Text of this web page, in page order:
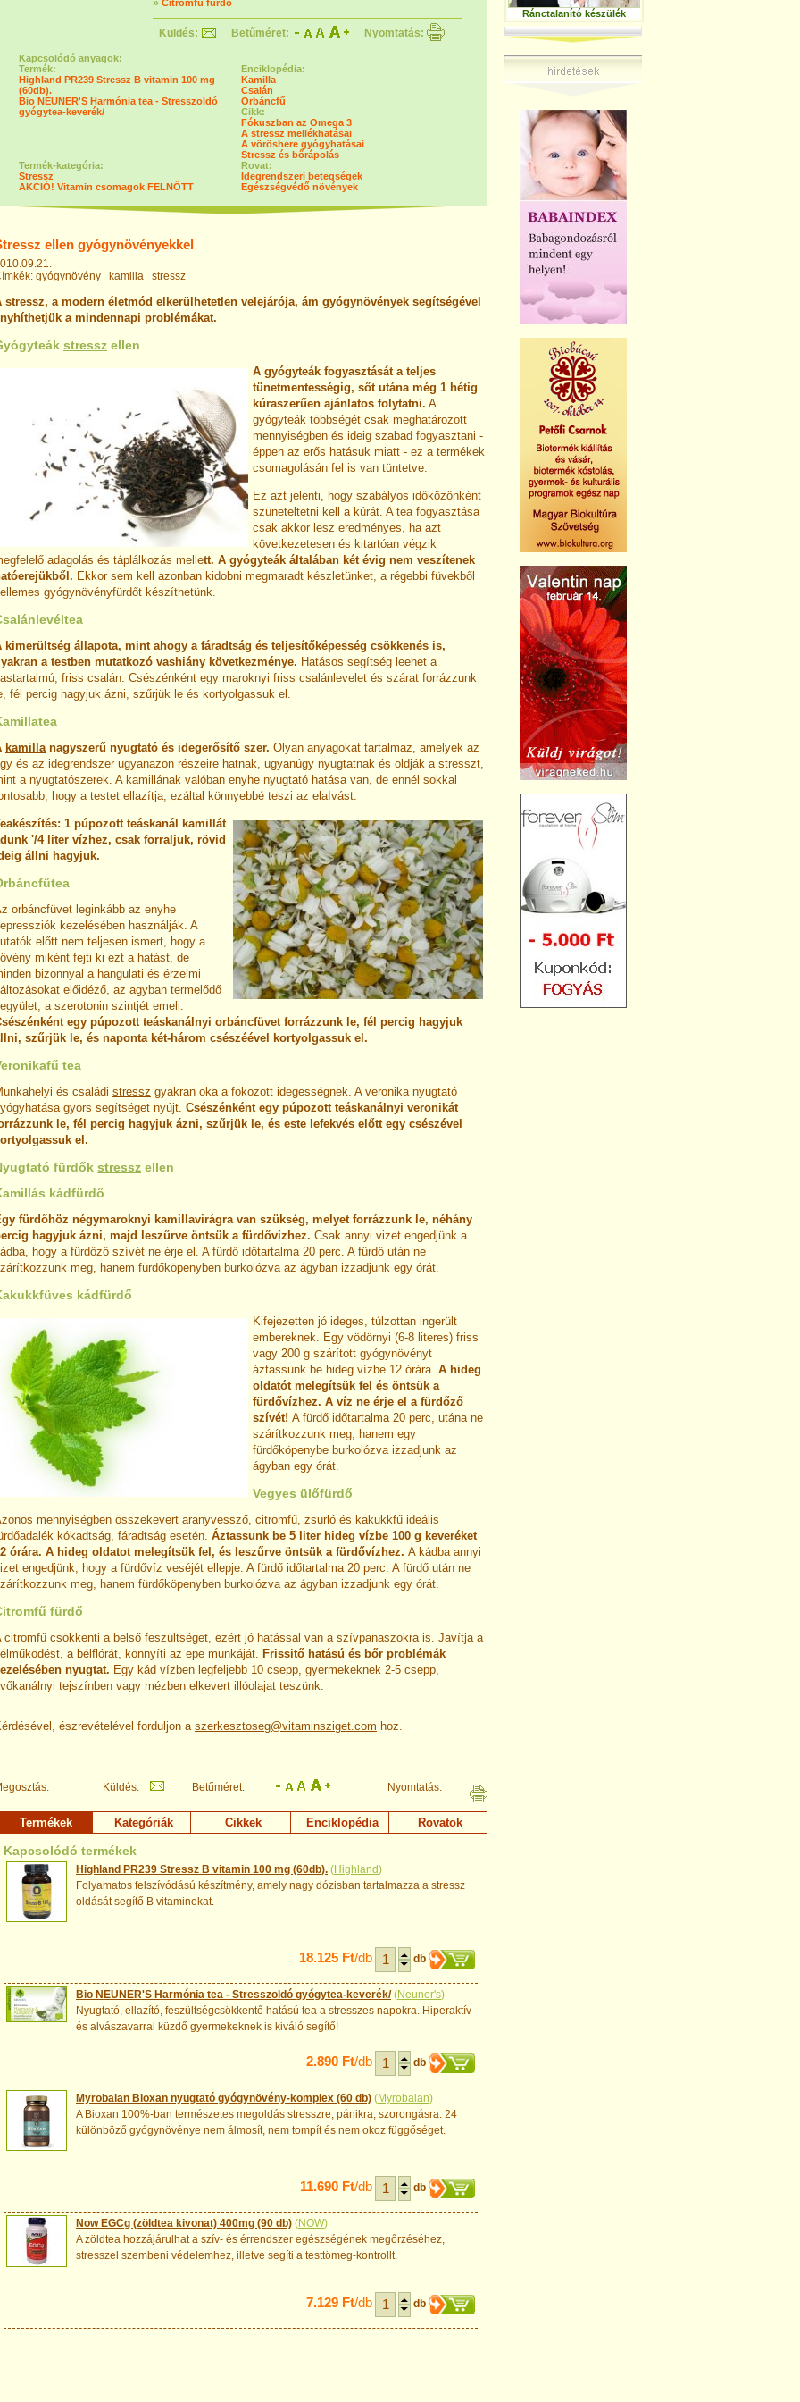
» Citromfű fürdő
Küldés: Betűméret: Nyomtatás:
Kapcsolódó anyagok:
Termék:
Highland PR239 Stressz B vitamin 100 mg
(60db).
Bio NEUNER'S Harmónia tea - Stresszoldó
gyógytea-keverék/
Enciklopédia:
Kamilla
Csalán
Orbáncfű
Cikk:
Fókuszban az Omega 3
A stressz mellékhatásai
A vöröshere gyógyhatásai
Stressz és bőrápolás
Termék-kategória:
Stressz
AKCIÓ! Vitamin csomagok FELNŐTT
Rovat:
Idegrendszeri betegségek
Egészségvédő növények
ellen gyógynövényekkel
gyógynövény kamilla stressz
stressz, a modern életmód elkerülhetetlen velejárója, ám gyógynövények segítségével
a mindennapi problémákat.
stressz ellen
A gyógyteák fogyasztását a teljes
tünetmentességig, sőt utána még 1 hétig
kúraszerűen ajánlatos folytatni. A
gyógyteák többségét csak meghatározott
mennyiségben és ideig szabad fogyasztani -
éppen az erős hatásuk miatt - ez a termékek
csomagolásán fel is van tüntetve.
Ez azt jelenti, hogy szabályos időközönként
szüneteltetni kell a kúrát. A tea fogyasztása
csak akkor lesz eredményes, ha azt
következetesen és kitartóan végzik
adagolás és táplálkozás mellett. A gyógyteák általában két évig nem veszítenek
Ekkor sem kell azonban kidobni megmaradt készletünket, a régebbi füvekből
gyógynövényfürdőt készíthetünk.
kimerültség állapota, mint ahogy a fáradtság és teljesítőképesség csökkenés is,
a testben mutatkozó vashiány következménye. Hatásos segítség leehet a
friss csalán. Csészénként egy maroknyi friss csalánlevelet és szárat forrázzunk
fél percig hagyjuk ázni, szűrjük le és kortyolgassuk el.
kamillanagyszerű nyugtató és idegerősítő szer. Olyan anyagokat tartalmaz, amelyek az
és az idegrendszer ugyanazon részeire hatnak, ugyanúgy nyugtatnak és oldják a stresszt,
a nyugtatószerek. A kamillának valóban enyhe nyugtató hatása van, de ennél sokkal
hogy a testet ellazítja, ezáltal könnyebbé teszi az elaIvást.
1 púpozott teáskanál kamillát
'/4 liter vízhez, csak forraljuk, rövid
állni hagyjuk.
orbáncfüvet leginkább az enyhe
kezelésében használják. A
előtt nem teljesen ismert, hogy a
miként fejti ki ezt a hatást, de
bizonnyal a hangulati és érzelmi
előidé­ző, az agyban termelődő
a szerotonin szintjét emeli.
egy púpozott teáskanálnyi orbáncfüvet forrázzunk le, fél percig hagyjuk
szűrjük le, és naponta két-három csészéével kortyolgassuk el.
tea
és családi stressz gyakran oka a fokozott idegességnek. A veronika nyugtató
gyors segítséget nyújt. Csészénként egy púpozott teáskanálnyi veronikát
le, fél percig hagyjuk ázni, szűrjük le, és este lefekvés előtt egy csészével
el.
fürdők stressz ellen
kádfürdő
fürdőhöz négymaroknyi kamillavirágra van szükség, melyet forrázzunk le, néhány
hagyjuk ázni, majd leszűrve öntsük a fürdővízhez. Csak annyi vizet engedjünk a
hogy a fürdőző szívét ne érje el. A fürdő időtartalma 20 perc. A fürdő után ne
meg, hanem fürdőköpenyben burkolózva az ágyban izzadjunk egy órát.
kádfürdő
Kifejezetten jó ideges, túlzottan ingerült
embereknek. Egy vödörnyi (6-8 literes) friss
vagy 200 g szárított gyógynövényt
áztassunk be hideg vízbe 12 órára. A hideg
oldatót melegítsük fel és öntsük a
fürdővízhez. A víz ne érje el a fürdőző
szívét! A fürdő időtartalma 20 perc, utána ne
szárítkozzunk meg, hanem egy
fürdőköpenybe burkolózva izzadjunk az
ágyban egy órát.
Vegyes ülőfürdő
mennyiségben összekevert aranyvessző, citromfű, zsurló és kakukkfű ideális
kókadtság, fáradtság esetén. Áztassunk be 5 liter hideg vízbe 100 g keveréket
órára. A hideg oldatot melegítsük fel, és leszűrve öntsük a fürdővízhez. A kádba annyi
engedjünk, hogy a fürdővíz veséjét ellepje. A fürdő időtartalma 20 perc. A fürdő után ne
meg, hanem fürdőköpenyben burkolózva az ágyban izzadjunk egy órát.
fürdő
citromfű csökkenti a belső feszültséget, ezért jó hatással van a szívpanaszokra is. Javítja a
a bélflórát, könnyíti az epe munkáját. Frissitő hatású és bőr problémák
nyugtat. Egy kád vízben legfeljebb 10 csepp, gyermekeknek 2-5 csepp,
tejszínben vagy mézben elkevert illóolajat teszünk.
észrevételével forduljon a szerkesztoseg@vitaminsziget.com hoz.
Küldés: Betűméret: Nyomtatás:
Termékek Kategóriák Cikkek Enciklopédia Rovatok
Kapcsolódó termékek
Highland PR239 Stressz B vitamin 100 mg (60db). (Highland)
Folyamatos felszívódású készítmény, amely nagy dózisban tartalmazza a stressz
oldását segítő B vitaminokat.
18.125 Ft/db db
Bio NEUNER'S Harmónia tea - Stresszoldó gyógytea-keverék/ (Neuner's)
Nyugtató, ellazító, feszültségcsökkentő hatású tea a stresszes napokra. Hiperaktív
és alvászavarral küzdő gyermekeknek is kiváló segítő!
2.890 Ft/db db
Myrobalan Bioxan nyugtató gyógynövény-komplex (60 db) (Myrobalan)
A Bioxan 100%-ban természetes megoldás stresszre, pánikra, szorongásra. 24
különböző gyógynövénye nem álmosít, nem tompít és nem okoz függőséget.
11.690 Ft/db db
Now EGCg (zöldtea kivonat) 400mg (90 db) (NOW)
A zöldtea hozzájárulhat a szív- és érrendszer egészségének megőrzéséhez,
stresszel szembeni védelemhez, illetve segíti a testtömeg-kontrollt.
7.129 Ft/db db
Ránctalanító készülék